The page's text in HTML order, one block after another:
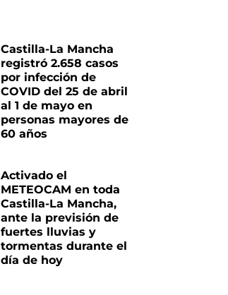
Castilla-La Mancha
registró 2.658 casos
por infección de
COVID del 25 de abril
al 1 de mayo en
personas mayores de
60 años
Activado el
METEOCAM en toda
Castilla-La Mancha,
ante la previsión de
fuertes lluvias y
tormentas durante el
día de hoy